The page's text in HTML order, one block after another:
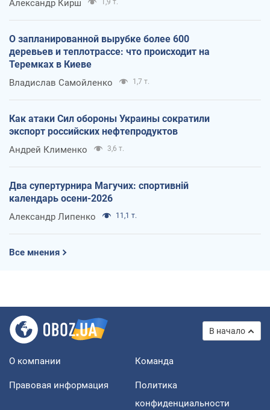
Александр Кирш 1,9 т.
О запланированной вырубке более 600
деревьев и теплотрассе: что происходит на
Теремках в Киеве
Владислав Самойленко 1,7 т.
Как атаки Сил обороны Украины сократили
экспорт российских нефтепродуктов
Андрей Клименко 3,6 т.
Два супертурнира Магучих: спортивній
календарь осени-2026
Александр Липенко 11,1 т.
Все мнения
В начало
О компании Команда
Правовая информация
Политика
конфиденциальности